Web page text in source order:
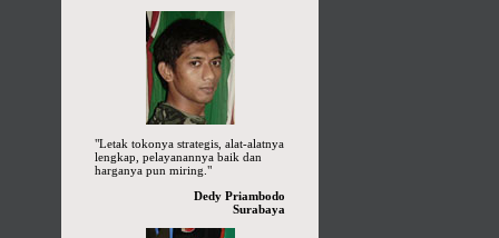
"Letak tokonya strategis, alat-alatnya
lengkap, pelayanannya baik dan
harganya pun miring."
Dedy Priambodo
Surabaya